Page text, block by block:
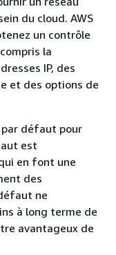
du cloud. AWS
un contrôle
la
IP, des
et des options de
par défaut pour
est
en font une
des
ne
à long terme de
avantageux de